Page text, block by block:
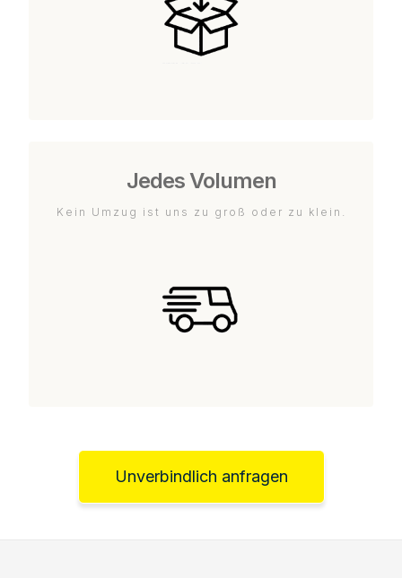
Jedes Volumen
Kein Umzug ist uns zu groß oder zu klein.
Unverbindlich anfragen